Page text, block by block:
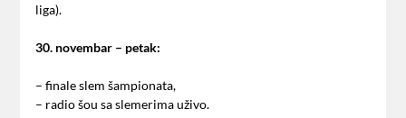
liga).
30. novembar – petak:
– finale slem šampionata,
– radio šou sa slemerima uživo.